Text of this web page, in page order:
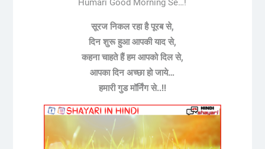
सूरज निकल रहा है पूरब से,
दिन शुरू हुआ आपकी याद से,
कहना चाहते हैं हम आपको दिल से,
आपका दिन अच्छा हो जाये…
हमारी गुड मॉर्निंग से..!!